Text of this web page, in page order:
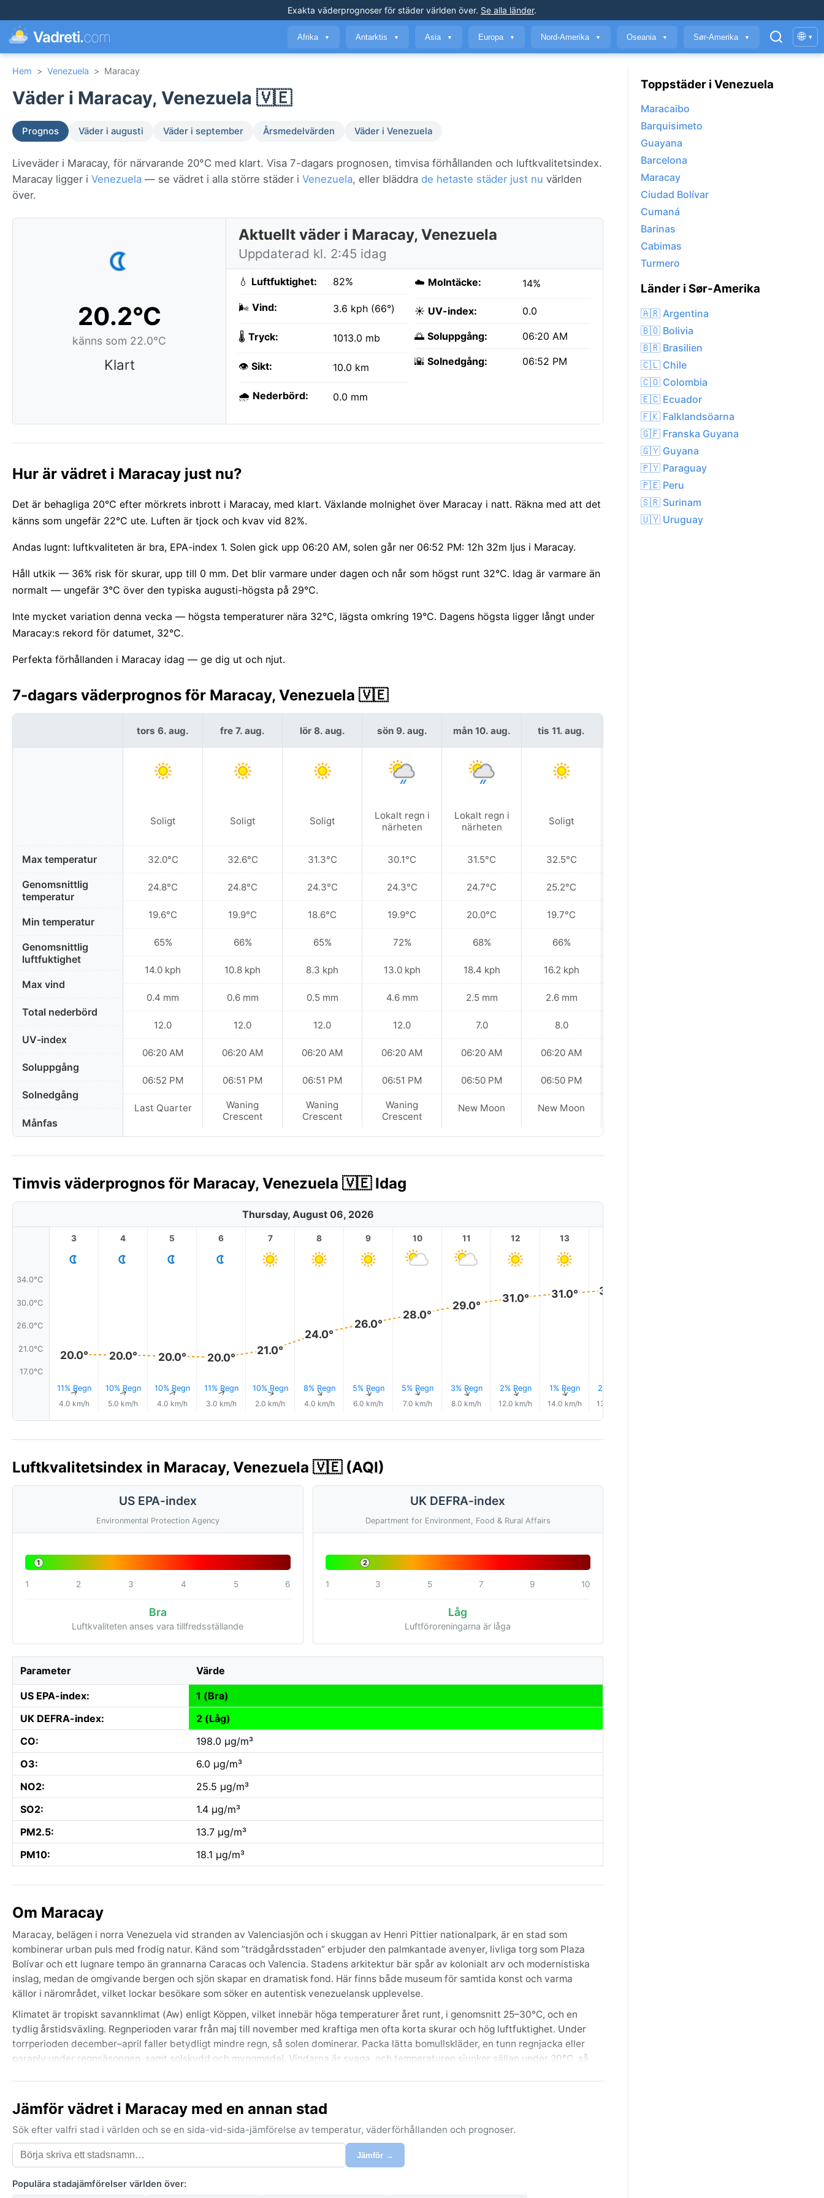
Exakta väderprognoser för städer världen över. Se alla länder.
Vadreti.com Afrika ▼ Antarktis ▼ Asia ▼ Europa ▼ Nord-Amerika ▼ Oseania ▼ Sør-Amerika ▼ 🌐 ▾
Hem > Venezuela > Maracay
Väder i Maracay, Venezuela 🇻🇪
Prognos Väder i augusti Väder i september Årsmedelvärden Väder i Venezuela
Liveväder i Maracay, för närvarande 20°C med klart. Visa 7-dagars prognosen, timvisa förhållanden och luftkvalitetsindex.
Maracay ligger i Venezuela — se vädret i alla större städer i Venezuela, eller bläddra de hetaste städer just nu världen
över.
20.2°C
känns som 22.0°C
Klart
Aktuellt väder i Maracay, Venezuela
Uppdaterad kl. 2:45 idag
💧 Luftfuktighet: 82%
🌬️ Vind: 3.6 kph (66°)
🌡️ Tryck: 1013.0 mb
👁️ Sikt: 10.0 km
🌧️ Nederbörd: 0.0 mm
☁️ Molntäcke: 14%
☀️ UV-index: 0.0
🌅 Soluppgång: 06:20 AM
🌇 Solnedgång: 06:52 PM
Hur är vädret i Maracay just nu?
Det är behagliga 20°C efter mörkrets inbrott i Maracay, med klart. Växlande molnighet över Maracay i natt. Räkna med att det
känns som ungefär 22°C ute. Luften är tjock och kvav vid 82%.
Andas lugnt: luftkvaliteten är bra, EPA-index 1. Solen gick upp 06:20 AM, solen går ner 06:52 PM: 12h 32m ljus i Maracay.
Håll utkik — 36% risk för skurar, upp till 0 mm. Det blir varmare under dagen och når som högst runt 32°C. Idag är varmare än
normalt — ungefär 3°C över den typiska augusti-högsta på 29°C.
Inte mycket variation denna vecka — högsta temperaturer nära 32°C, lägsta omkring 19°C. Dagens högsta ligger långt under
Maracay:s rekord för datumet, 32°C.
Perfekta förhållanden i Maracay idag — ge dig ut och njut.
7-dagars väderprognos för Maracay, Venezuela 🇻🇪
Max temperatur
Genomsnittlig
temperatur
Min temperatur
Genomsnittlig
luftfuktighet
Max vind
Total nederbörd
UV-index
Soluppgång
Solnedgång
Månfas
tors 6. aug.
Soligt
32.0°C
24.8°C
19.6°C
65%
14.0 kph
0.4 mm
12.0
06:20 AM
06:52 PM
Last Quarter
fre 7. aug.
Soligt
32.6°C
24.8°C
19.9°C
66%
10.8 kph
0.6 mm
12.0
06:20 AM
06:51 PM
Waning
Crescent
lör 8. aug.
Soligt
31.3°C
24.3°C
18.6°C
65%
8.3 kph
0.5 mm
12.0
06:20 AM
06:51 PM
Waning
Crescent
sön 9. aug.
Lokalt regn i
närheten
30.1°C
24.3°C
19.9°C
72%
13.0 kph
4.6 mm
12.0
06:20 AM
06:51 PM
Waning
Crescent
mån 10. aug.
Lokalt regn i
närheten
31.5°C
24.7°C
20.0°C
68%
18.4 kph
2.5 mm
7.0
06:20 AM
06:50 PM
New Moon
tis 11. aug.
Soligt
32.5°C
25.2°C
19.7°C
66%
16.2 kph
2.6 mm
8.0
06:20 AM
06:50 PM
New Moon
Timvis väderprognos för Maracay, Venezuela 🇻🇪 Idag
Thursday, August 06, 2026
34.0°C
30.0°C
26.0°C
21.0°C
17.0°C
3
20.0°
11% Regn
↑
4.0 km/h
4
20.0°
10% Regn
↑
5.0 km/h
5
20.0°
10% Regn
↑
4.0 km/h
6
20.0°
11% Regn
↑
3.0 km/h
7
21.0°
10% Regn
↑
2.0 km/h
8
24.0°
8% Regn
↑
4.0 km/h
9
26.0°
5% Regn
↑
6.0 km/h
10
28.0°
5% Regn
↑
7.0 km/h
11
29.0°
3% Regn
↑
8.0 km/h
12
31.0°
2% Regn
↑
12.0 km/h
13
31.0°
1% Regn
↑
14.0 km/h
32.0°
2% Regn
13.0 km/h
Luftkvalitetsindex in Maracay, Venezuela 🇻🇪 (AQI)
US EPA-index
Environmental Protection Agency
1
1 2 3 4 5 6
Bra
Luftkvaliteten anses vara tillfredsställande
UK DEFRA-index
Department for Environment, Food & Rural Affairs
2
1 3 5 7 9 10
Låg
Luftföroreningarna är låga
Parameter Värde
US EPA-index:
1 (Bra)
UK DEFRA-index:
2 (Låg)
CO:
198.0 µg/m³
O3:
6.0 µg/m³
NO2:
25.5 µg/m³
SO2:
1.4 µg/m³
PM2.5:
13.7 µg/m³
PM10:
18.1 µg/m³
Om Maracay
Maracay, belägen i norra Venezuela vid stranden av Valenciasjön och i skuggan av Henri Pittier nationalpark, är en stad som
kombinerar urban puls med frodig natur. Känd som ”trädgårdsstaden” erbjuder den palmkantade avenyer, livliga torg som Plaza
Bolívar och ett lugnare tempo än grannarna Caracas och Valencia. Stadens arkitektur bär spår av kolonialt arv och modernistiska
inslag, medan de omgivande bergen och sjön skapar en dramatisk fond. Här finns både museum för samtida konst och varma
källor i närområdet, vilket lockar besökare som söker en autentisk venezuelansk upplevelse.
Klimatet är tropiskt savannklimat (Aw) enligt Köppen, vilket innebär höga temperaturer året runt, i genomsnitt 25–30°C, och en
tydlig årstidsväxling. Regnperioden varar från maj till november med kraftiga men ofta korta skurar och hög luftfuktighet. Under
torrperioden december–april faller betydligt mindre regn, så solen dominerar. Packa lätta bomullskläder, en tunn regnjacka eller
paraply under regnsäsongen, samt solskydd och myggmedel. Vindarna är svaga, och temperaturen sjunker sällan under 20°C, så
klarare och risken för skyfall lägre. Ett anmärkningsvärt fenomen är de lokala åskvädren i skiftet mellan torr- och regnsäsong, då
plötsliga byar kan svalka luften. Staden ligger utanför orkanbältet och påverkas inte av extrema stormar eller snö, men den höga
luftfuktigheten under regnperioden kan kännas påtaglig. Svalkande brisar från sjön mildrar dock hettan de flesta dagar.
Jämför vädret i Maracay med en annan stad
Sök efter valfri stad i världen och se en sida-vid-sida-jämförelse av temperatur, väderförhållanden och prognoser.
Jämför →
Populära stadajämförelser världen över:
Toppstäder i Venezuela
Maracaibo
Barquisimeto
Guayana
Barcelona
Maracay
Ciudad Bolívar
Cumaná
Barinas
Cabimas
Turmero
Länder i Sør-Amerika
🇦🇷 Argentina
🇧🇴 Bolivia
🇧🇷 Brasilien
🇨🇱 Chile
🇨🇴 Colombia
🇪🇨 Ecuador
🇫🇰 Falklandsöarna
🇬🇫 Franska Guyana
🇬🇾 Guyana
🇵🇾 Paraguay
🇵🇪 Peru
🇸🇷 Surinam
🇺🇾 Uruguay